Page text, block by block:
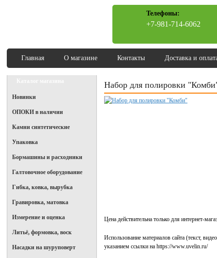
Телефоны:
+7-981-714-6062
Главная О магазине Контакты Доставка и
Новинки
ОПОКИ в наличии
Камни синтетические
Упаковка
Бормашины и расходники
Галтовочное оборудование
Гибка, ковка, вырубка
Гравировка, матовка
Измерение и оценка
Литьё, формовка, воск
Насадки на шуруповерт
Набор для полировки
Цена действительна только для интернет-
Использование материалов сайта (текст,
указанием ссылки на https://www.uvelin.ru/